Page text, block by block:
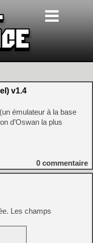
v1.4
émulateur à la base
d’Oswan la plus
0 commentaire
Les champs